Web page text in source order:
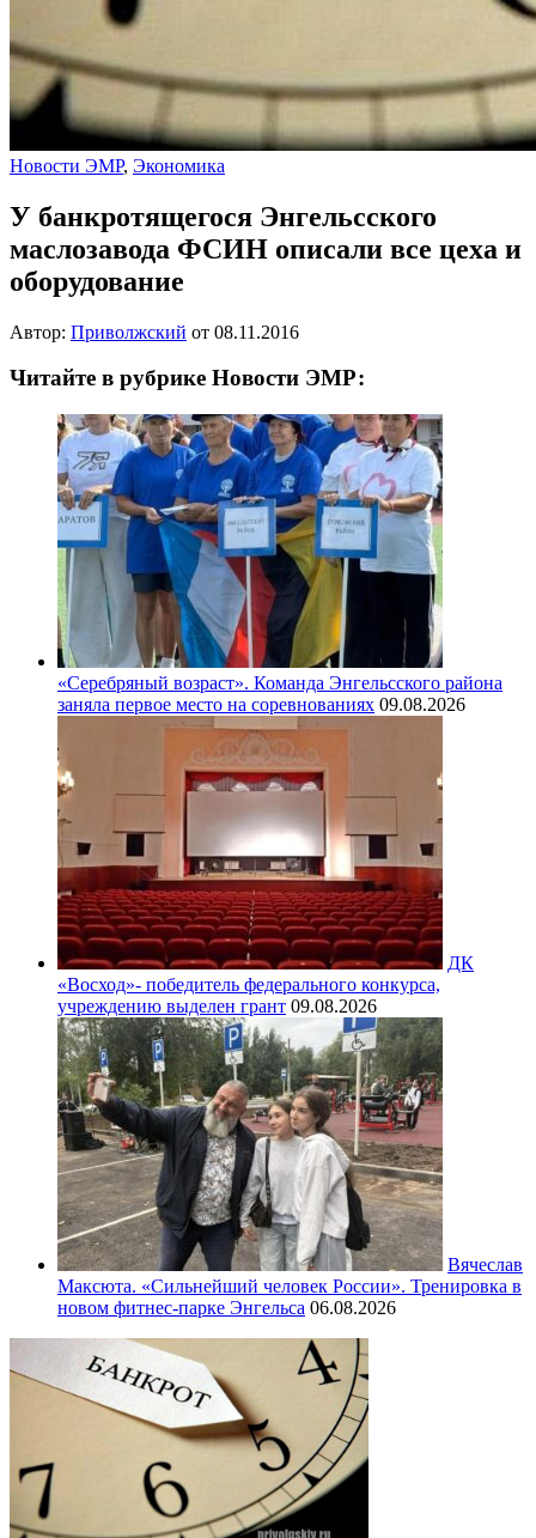
Новости ЭМР, Экономика
У банкротящегося Энгельсского
маслозавода ФСИН описали все цеха и
оборудование
Автор: Приволжский от 08.11.2016
Читайте в рубрике Новости ЭМР:
«Серебряный возраст». Команда Энгельсского района
заняла первое место на соревнованиях 09.08.2026
ДК
«Восход»- победитель федерального конкурса,
учреждению выделен грант 09.08.2026
Вячеслав
Максюта. «Сильнейший человек России». Тренировка в
новом фитнес-парке Энгельса 06.08.2026